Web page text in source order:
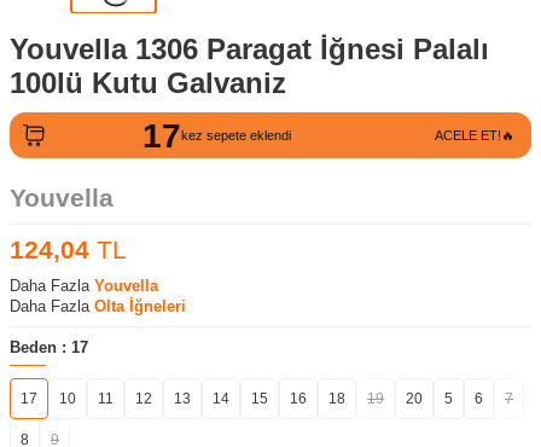
Youvella 1306 Paragat İğnesi Palalı
100lü Kutu Galvaniz
17kez sepete eklendi
333kez görüntülendi ACELE ET!🔥
Youvella
124,04 TL
Daha Fazla Youvella
Daha Fazla Olta İğneleri
Beden : 17
17 10 11 12 13 14 15 16 18 19 20 5 6 7
8 9